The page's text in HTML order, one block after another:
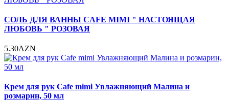
СОЛЬ ДЛЯ ВАННЫ CAFE MIMI " НАСТОЯЩАЯ
ЛЮБОВЬ " РОЗОВАЯ
5.30AZN
Крем для рук Cafe mimi Увлажняющий Малина и
розмарин, 50 мл